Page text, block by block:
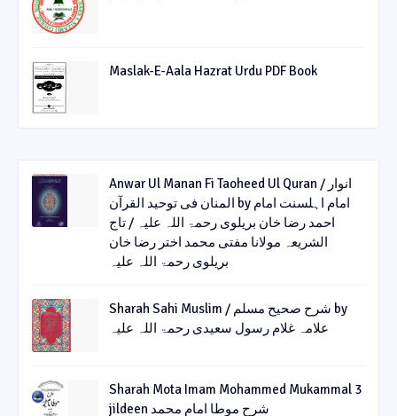
Maslak-E-Aala Hazrat Urdu PDF Book
Anwar Ul Manan Fi Taoheed Ul Quran / انوار
المنان فی توحید القرآن by امام اہلسنت امام
احمد رضا خان بریلوی رحمۃ اللہ علیہ / تاج
الشریعہ مولانا مفتی محمد اختر رضا خان
بریلوی رحمۃ اللہ علیہ
Sharah Sahi Muslim / شرح صحیح مسلم by
علامہ غلام رسول سعیدی رحمۃ اللہ علیہ
Sharah Mota Imam Mohammed Mukammal 3
jildeen شرح موطا امام محمد